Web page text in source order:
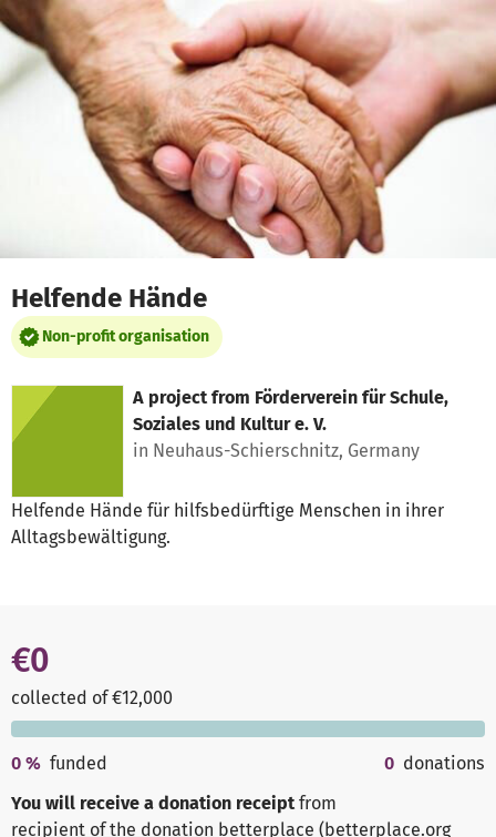
Skip to main content
Show accessibility statement
Helfende Hände
Non-profit organisation
A project from Förderverein für Schule,
Soziales und Kultur e. V.
in Neuhaus-Schierschnitz, Germany
Helfende Hände für hilfsbedürftige Menschen in ihrer
Alltagsbewältigung.
€0
collected of €12,000
0 % funded 0 donations
You will receive a donation receipt from
recipient of the donation betterplace (betterplace.org